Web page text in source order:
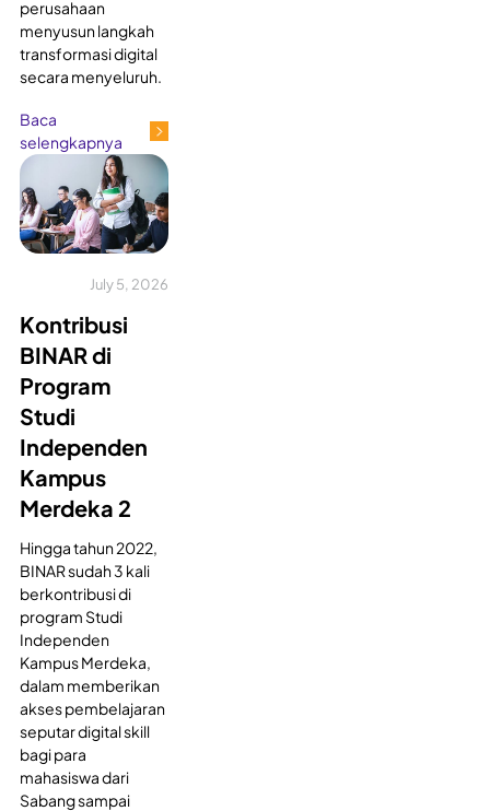
perusahaan
menyusun langkah
transformasi digital
secara menyeluruh.
Baca
selengkapnya
July 5, 2026
Kontribusi
BINAR di
Program
Studi
Independen
Kampus
Merdeka 2
Hingga tahun 2022,
BINAR sudah 3 kali
berkontribusi di
program Studi
Independen
Kampus Merdeka,
dalam memberikan
akses pembelajaran
seputar digital skill
bagi para
mahasiswa dari
Sabang sampai